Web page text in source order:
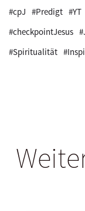
#cpJ #Predigt #YT
#checkpointJesus
#Spiritualität